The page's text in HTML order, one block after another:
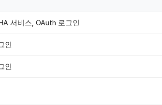
서비스, OAuth 로그인
인
인